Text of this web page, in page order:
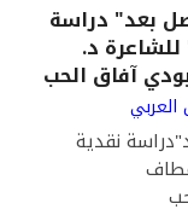
لم تصل بعد" دراسة
د.
آفاق الحب
العربي
بعد"دراسة نقدية